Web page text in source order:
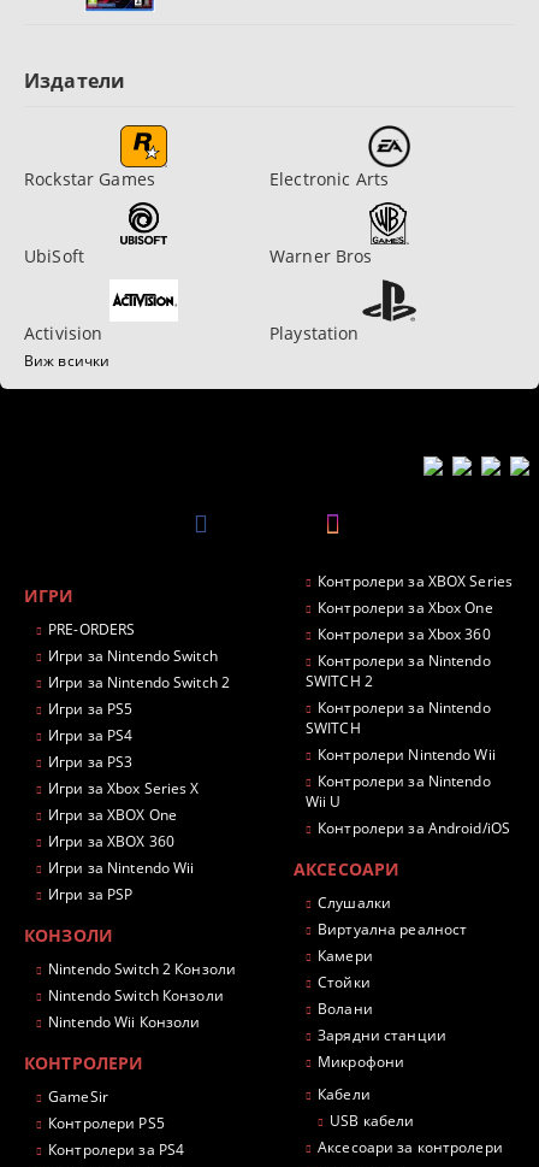
Издатели
Rockstar Games Electronic Arts
UbiSoft Warner Bros
Activision Playstation
Виж всички
ИГРИ
PRE-ORDERS
Игри за Nintendo Switch
Игри за Nintendo Switch 2
Игри за PS5
Игри за PS4
Игри за PS3
Игри за Xbox Series X
Игри за XBOX One
Игри за XBOX 360
Игри за Nintendo Wii
Игри за PSP
КОНЗОЛИ
Nintendo Switch 2 Конзоли
Nintendo Switch Конзоли
Nintendo Wii Конзоли
КОНТРОЛЕРИ
GameSir
Контролери PS5
Контролери за PS4
Контролери за XBOX Series
Контролери за Xbox One
Контролери за Xbox 360
Контролери за Nintendo
SWITCH 2
Контролери за Nintendo
SWITCH
Контролери Nintendo Wii
Контролери за Nintendo
Wii U
Контролери за Android/iOS
АКСЕСОАРИ
Слушалки
Виртуална реалност
Камери
Стойки
Волани
Зарядни станции
Микрофони
Кабели
USB кабели
Аксесоари за контролери